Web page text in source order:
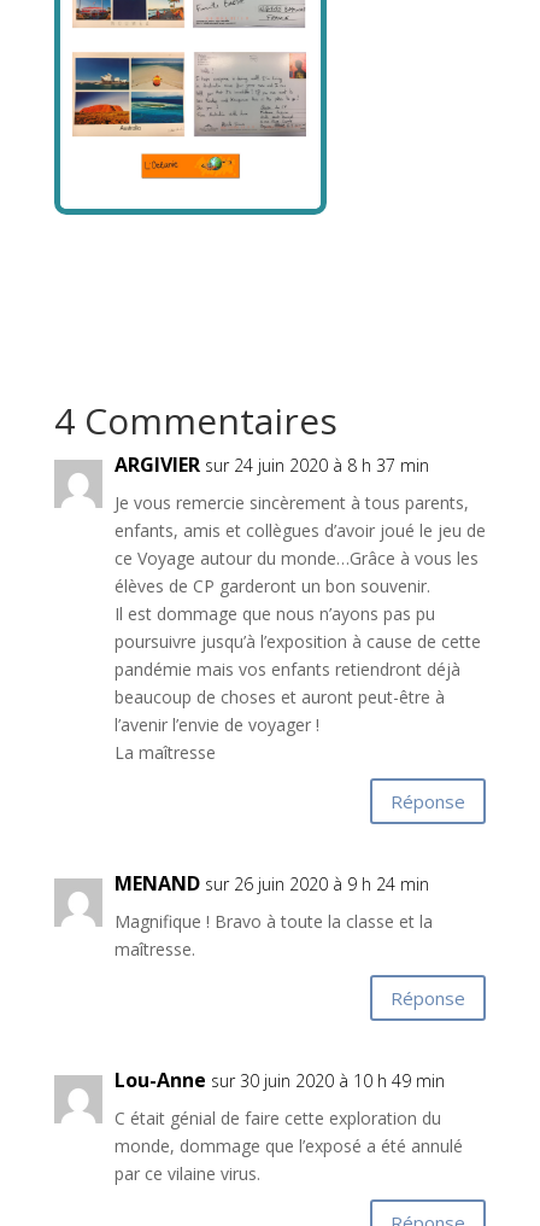
4 Commentaires
ARGIVIER sur 24 juin 2020 à 8 h 37 min
Je vous remercie sincèrement à tous parents,
enfants, amis et collègues d’avoir joué le jeu de
ce Voyage autour du monde…Grâce à vous les
élèves de CP garderont un bon souvenir.
Il est dommage que nous n’ayons pas pu
poursuivre jusqu’à l’exposition à cause de cette
pandémie mais vos enfants retiendront déjà
beaucoup de choses et auront peut-être à
l’avenir l’envie de voyager !
La maîtresse
Réponse
MENAND sur 26 juin 2020 à 9 h 24 min
Magnifique ! Bravo à toute la classe et la
maîtresse.
Réponse
Lou-Anne sur 30 juin 2020 à 10 h 49 min
C était génial de faire cette exploration du
monde, dommage que l’exposé a été annulé
par ce vilaine virus.